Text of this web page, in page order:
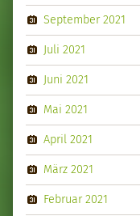
September 2021
Juli 2021
Juni 2021
Mai 2021
April 2021
März 2021
Februar 2021